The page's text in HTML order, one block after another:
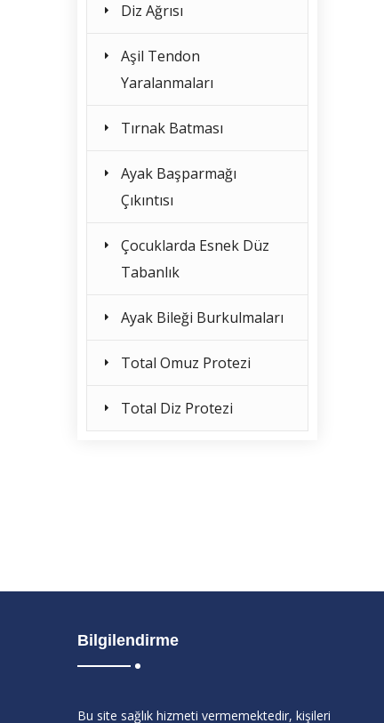
Diz Ağrısı
Aşil Tendon
Yaralanmaları
Tırnak Batması
Ayak Başparmağı
Çıkıntısı
Çocuklarda Esnek Düz
Tabanlık
Ayak Bileği Burkulmaları
Total Omuz Protezi
Total Diz Protezi
Bilgilendirme
Bu site sağlık hizmeti vermemektedir, kişileri